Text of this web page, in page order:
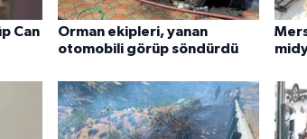
Can
Orman ekipleri, yanan
otomobili görüp söndürdü